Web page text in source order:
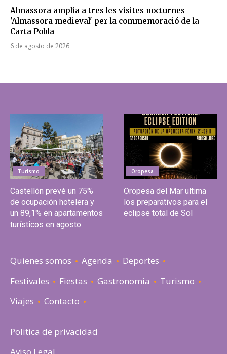
Almassora amplia a tres les visites nocturnes
'Almassora medieval' per la commemoració de la
Carta Pobla
6 de agosto de 2026
Turismo
Castellón prevé un 75%
de ocupación hotelera y
un 89,1% en apartamentos
turísticos en agosto
Oropesa
Oropesa del Mar ultima
los preparativos para el
eclipse total de Sol
Quienes somos Agenda
Deportes
Festivales
Fiestas Gastronomia
Turismo
Viajes
Contacto
Politica de privacidad
Aviso Legal